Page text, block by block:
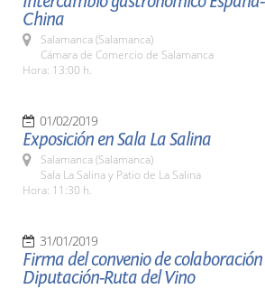
China
Salamanca (Salamanca)
Cámara de Comercio de Salamanca
Hora: 13:00 h.
01/02/2019
Exposición en Sala La Salina
Salamanca (Salamanca)
Sala La Salina y Patio de La Salina
Hora: 11:30 h.
31/01/2019
Firma del convenio de colaboración
Diputación-Ruta del Vino